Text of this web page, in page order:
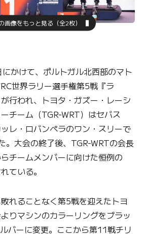
画像をもっと見る（全2枚）
かけて、ポルトガル北西部のマト
世界ラリー選手権第5戦『ラ
行われ、トヨタ・ガズー・レーシ
チーム（TGR-WRT）はセバス
レ・ロバンペラのワン・スリーで
。大会の終了後、TGR-WRTの会長
チームメンバーに向けた恒例の
ている。
れることなく第5戦を迎えたトヨ
りマシンのカラーリングをブラッ
バーに変更。ここから第11戦チリ